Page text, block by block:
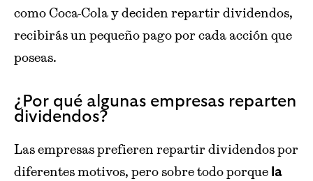
como Coca-Cola y deciden repartir dividendos,
recibirás un pequeño pago por cada acción que
poseas.
¿Por qué algunas empresas reparten
dividendos?
Las empresas prefieren repartir dividendos por
diferentes motivos, pero sobre todo porque la